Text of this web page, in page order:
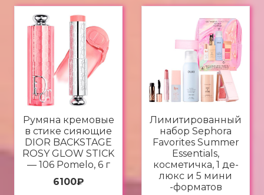
Румяна кремовые
в стике сияющие
DIOR BACKSTAGE
ROSY GLOW STICK
— 106 Pomelo, 6 г
6100₽
Лимитированный
набор Sephora
Favorites Summer
Essentials,
косметичка, 1 де-
люкс и 5 мини
-форматов